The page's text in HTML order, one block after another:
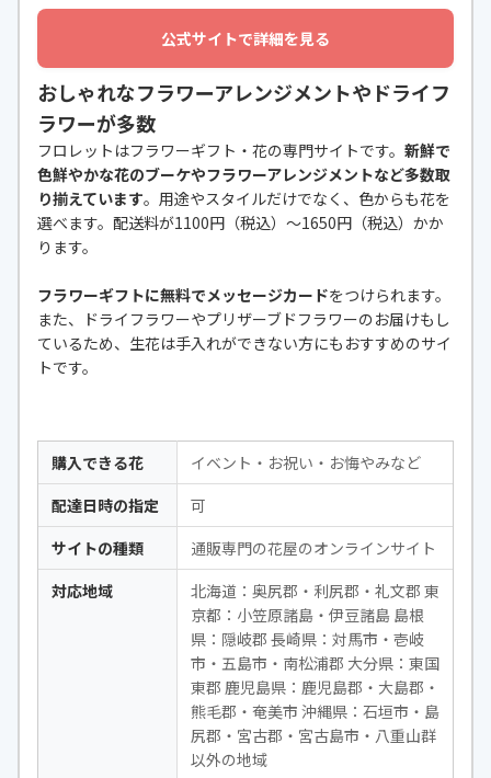
公式サイトで詳細を見る
おしゃれなフラワーアレンジメントやドライフ
ラワーが多数
フロレットはフラワーギフト・花の専門サイトです。 新鮮で
色鮮やかな花のブーケやフラワーアレンジメントなど多数取
り揃えています。用途やスタイルだけでなく、色からも花を
選べます。配送料が1100円（税込）〜1650円（税込）かか
ります。
フラワーギフトに無料でメッセージカードをつけられます。
また、ドライフラワーやプリザーブドフラワーのお届けもし
ているため、生花は手入れができない方にもおすすめのサイ
トです。
購入できる花
イベント・お祝い・お悔やみなど
配達日時の指定
可
サイトの種類
通販専門の花屋のオンラインサイト
対応地域
北海道：奥尻郡・利尻郡・礼文郡 東
京都：小笠原諸島・伊豆諸島 島根
県：隠岐郡 長崎県：対馬市・壱岐
市・五島市・南松浦郡 大分県：東国
東郡 鹿児島県：鹿児島郡・大島郡・
熊毛郡・奄美市 沖縄県：石垣市・島
尻郡・宮古郡・宮古島市・八重山群
以外の地域